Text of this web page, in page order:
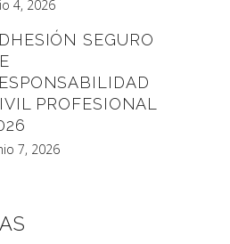
4, 2026
SEGURO
PROFESIONAL
7, 2026